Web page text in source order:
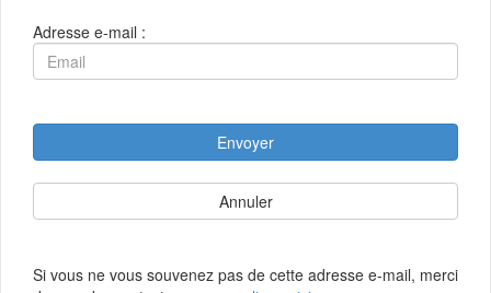
Adresse e-mail :
Envoyer
Annuler
Si vous ne vous souvenez pas de cette adresse e-mail, merci